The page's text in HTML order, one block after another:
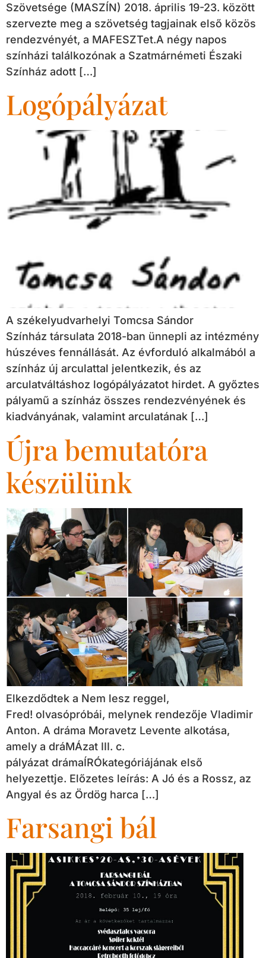
Szövetsége (MASZÍN) 2018. április 19-23. között
szervezte meg a szövetség tagjainak első közös
rendezvényét, a MAFESZTet.A négy napos
színházi találkozónak a Szatmárnémeti Északi
Színház adott […]
Logópályázat
A székelyudvarhelyi Tomcsa Sándor
Színház társulata 2018-ban ünnepli az intézmény
húszéves fennállását. Az évforduló alkalmából a
színház új arculattal jelentkezik, és az
arculatváltáshoz logópályázatot hirdet. A győztes
pályamű a színház összes rendezvényének és
kiadványának, valamint arculatának […]
Újra bemutatóra
készülünk
Elkezdődtek a Nem lesz reggel,
Fred! olvasópróbái, melynek rendezője Vladimir
Anton. A dráma Moravetz Levente alkotása,
amely a dráMÁzat III. c.
pályázat drámaÍRÓkategóriájának első
helyezettje. Előzetes leírás: A Jó és a Rossz, az
Angyal és az Ördög harca […]
Farsangi bál